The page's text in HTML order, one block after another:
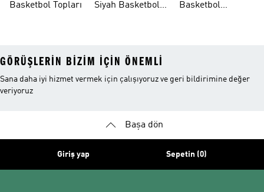
Basketbol Topları
Siyah Basketbol
Ayakkabıları
Basketbol
GÖRÜŞLERIN BIZIM IÇIN ÖNEMLI
Sana daha iyi hizmet vermek için çalışıyoruz ve geri bildirimine değer
veriyoruz
Başa dön
Giriş yap Sepetin (0)